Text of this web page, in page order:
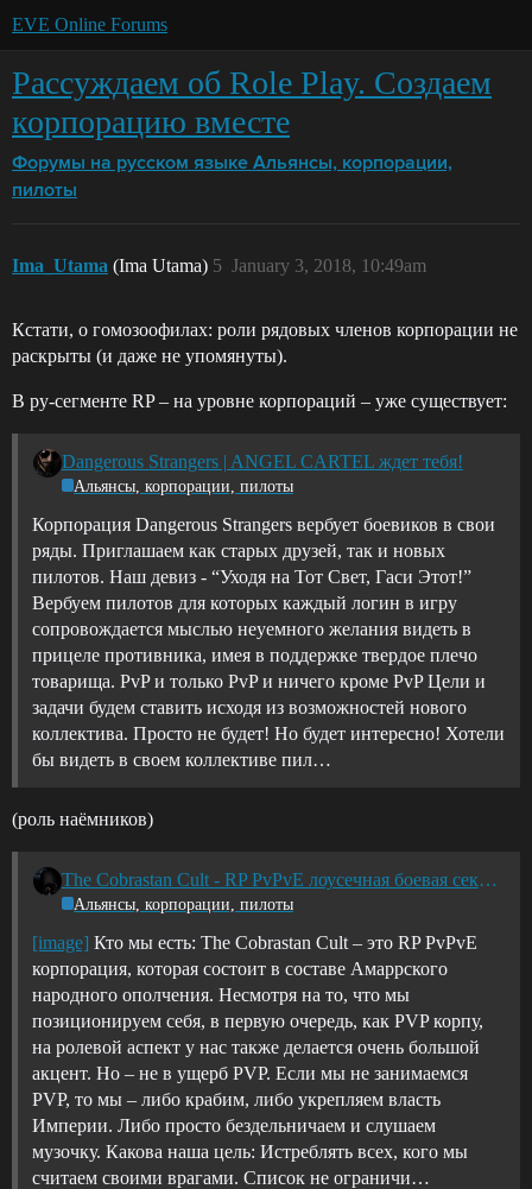
EVE Online Forums
Рассуждаем об Role Play. Создаем
корпорацию вместе
Форумы на русском языке Альянсы, корпорации,
пилоты
Ima_Utama (Ima Utama) January 3, 2018, 10:49am
5
Кстати, о гомозоофилах: роли рядовых членов корпорации не
раскрыты (и даже не упомянуты).
В ру-сегменте RP – на уровне корпораций – уже существует:
Dangerous Strangers | ANGEL CARTEL ждет тебя!
Альянсы, корпорации, пилоты
Корпорация Dangerous Strangers вербует боевиков в свои
ряды. Приглашаем как старых друзей, так и новых
пилотов. Наш девиз - “Уходя на Тот Свет, Гаси Этот!”
Вербуем пилотов для которых каждый логин в игру
сопровождается мыслью неуемного желания видеть в
прицеле противника, имея в поддержке твердое плечо
товарища. PvP и только PvP и ничего кроме PvP Цели и
задачи будем ставить исходя из возможностей нового
коллектива. Просто не будет! Но будет интересно! Хотели
бы видеть в своем коллективе пил…
(роль наёмников)
The Cobrastan Cult - RP PvPvE лоусечная боевая секта. Во имя Империи убиваем неверных! Альянс WINMATAR. | PVP | PVE | Roleplay | Factional Warfare | Low Sec |
Альянсы, корпорации, пилоты
[image] Кто мы есть: The Cobrastan Cult – это RP PvPvE
корпорация, которая состоит в составе Амаррского
народного ополчения. Несмотря на то, что мы
позиционируем себя, в первую очередь, как PVP корпу,
на ролевой аспект у нас также делается очень большой
акцент. Но – не в ущерб PVP. Если мы не занимаемся
PVP, то мы – либо крабим, либо укрепляем власть
Империи. Либо просто бездельничаем и слушаем
музочку. Какова наша цель: Истреблять всех, кого мы
считаем своими врагами. Список не ограничи…